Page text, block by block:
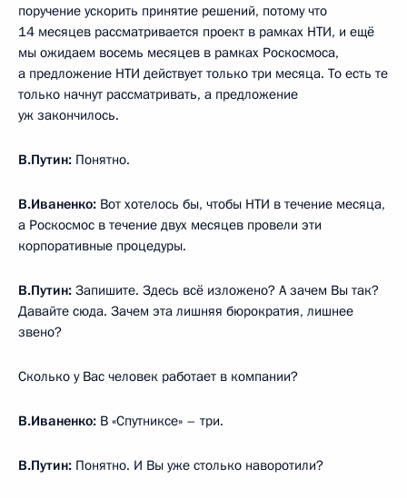
поручение ускорить принятие решений, потому что
14 месяцев рассматривается проект в рамках НТИ, и ещё
мы ожидаем восемь месяцев в рамках Роскосмоса,
а предложение НТИ действует только три месяца. То есть те
только начнут рассматривать, а предложение
уж закончилось.
В.Путин: Понятно.
В.Иваненко: Вот хотелось бы, чтобы НТИ в течение месяца,
а Роскосмос в течение двух месяцев провели эти
корпоративные процедуры.
В.Путин: Запишите. Здесь всё изложено? А зачем Вы так?
Давайте сюда. Зачем эта лишняя бюрократия, лишнее
звено?
Сколько у Вас человек работает в компании?
В.Иваненко: В «Спутниксе» – три.
В.Путин: Понятно. И Вы уже столько наворотили?